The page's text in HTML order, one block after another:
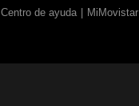
Centro de ayuda MiMovistar